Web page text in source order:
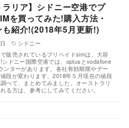
ラリア】シドニー空港でプ
を買ってみた!購入方法・
も紹介!(2018年5月更新!)
シドニー
販売されているプリペイドsimは、大容
シドニー国際空港では、optusとvodafone
ンターがあります。各社有効期限やデー
段が変わります。2018年５月現在の値段
べて、まとめてみました。オーストラリ
る方は、参考にしてみてください。